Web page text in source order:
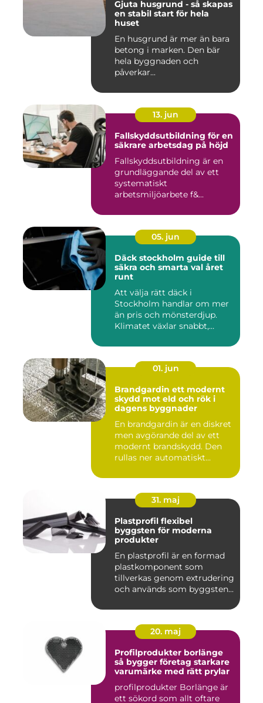
Gjuta husgrund - så skapas
en stabil start för hela
huset
En husgrund är mer än bara
betong i marken. Den bär
hela byggnaden och
påverkar...
13. jun
Fallskyddsutbildning för en
säkrare arbetsdag på höjd
Fallskyddsutbildning är en
grundläggande del av ett
systematiskt
arbetsmiljöarbete f&...
05. jun
Däck stockholm guide till
säkra och smarta val året
runt
Att välja rätt däck i
Stockholm handlar om mer
än pris och mönsterdjup.
Klimatet växlar snabbt,
01. jun
Brandgardin ett modernt
skydd mot eld och rök i
dagens byggnader
En brandgardin är en diskret
men avgörande del av ett
modernt brandskydd. Den
rullas ner automatiskt...
31. maj
Plastprofil flexibel
byggsten för moderna
produkter
En plastprofil är en formad
plastkomponent som
tillverkas genom extrudering
och används som byggsten...
20. maj
Profilprodukter borlänge
så bygger företag starkare
varumärke med rätt prylar
profilprodukter Borlänge är
ett sökord som allt oftare